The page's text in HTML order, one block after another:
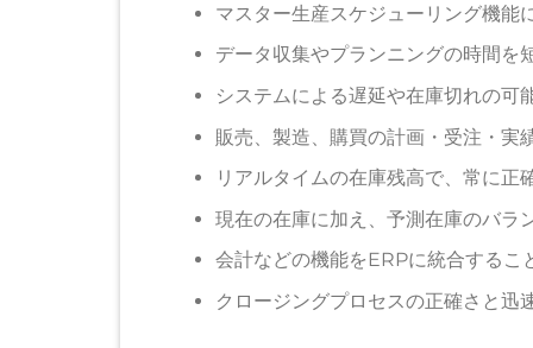
マスター生産スケジューリング機能
データ収集やプランニングの時間を
システムによる遅延や在庫切れの可
販売、製造、購買の計画・受注・実
リアルタイムの在庫残高で、常に正
現在の在庫に加え、予測在庫のバラ
会計などの機能をERPに統合するこ
クロージングプロセスの正確さと迅